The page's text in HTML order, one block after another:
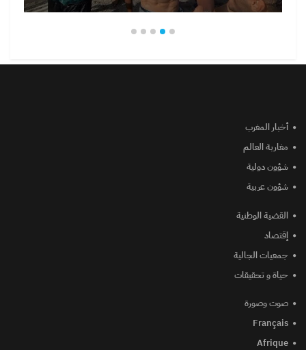
أخبار المغرب
مغاربة العالم
شؤون دولية
شؤون عربية
القضية الوطنية
إقتصاد
جمعيات الجالية
حياة و تحقيقات
صوت وصورة
Français
Afrique